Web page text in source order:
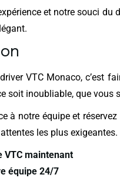
et notre souci
VTC Monaco, c’est
soit inoubliable, que vous
à notre équipe et
les plus exigeantes.
VTC maintenant
équipe 24/7